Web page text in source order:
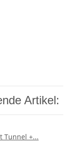
Artikel: